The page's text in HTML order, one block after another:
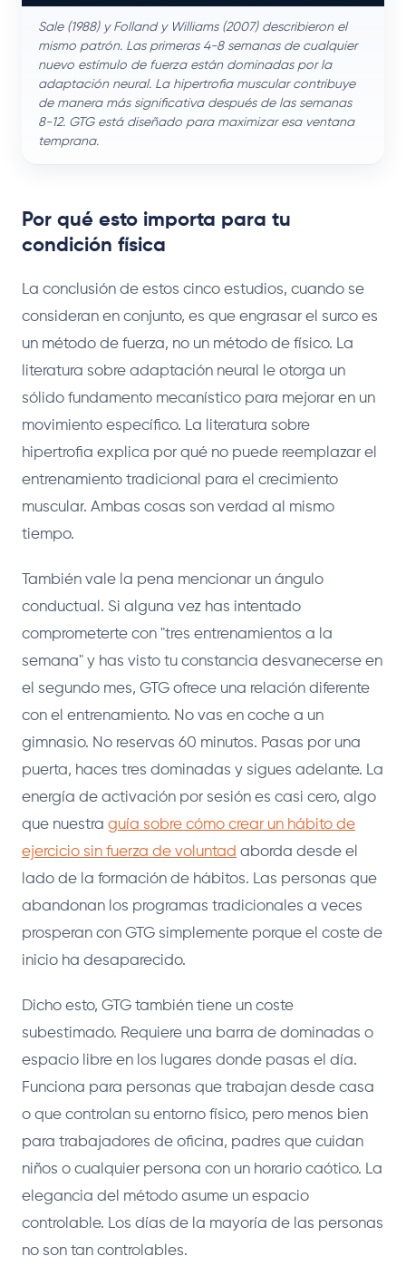
Sale (1988) y Folland y Williams (2007) describieron el
mismo patrón. Las primeras 4-8 semanas de cualquier
nuevo estímulo de fuerza están dominadas por la
adaptación neural. La hipertrofia muscular contribuye
de manera más significativa después de las semanas
8-12. GTG está diseñado para maximizar esa ventana
temprana.
Por qué esto importa para tu
condición física
La conclusión de estos cinco estudios, cuando se
consideran en conjunto, es que engrasar el surco es
un método de fuerza, no un método de físico. La
literatura sobre adaptación neural le otorga un
sólido fundamento mecanístico para mejorar en un
movimiento específico. La literatura sobre
hipertrofia explica por qué no puede reemplazar el
entrenamiento tradicional para el crecimiento
muscular. Ambas cosas son verdad al mismo
tiempo.
También vale la pena mencionar un ángulo
conductual. Si alguna vez has intentado
comprometerte con "tres entrenamientos a la
semana" y has visto tu constancia desvanecerse en
el segundo mes, GTG ofrece una relación diferente
con el entrenamiento. No vas en coche a un
gimnasio. No reservas 60 minutos. Pasas por una
puerta, haces tres dominadas y sigues adelante. La
energía de activación por sesión es casi cero, algo
que nuestra guía sobre cómo crear un hábito de
ejercicio sin fuerza de voluntad aborda desde el
lado de la formación de hábitos. Las personas que
abandonan los programas tradicionales a veces
prosperan con GTG simplemente porque el coste de
inicio ha desaparecido.
Dicho esto, GTG también tiene un coste
subestimado. Requiere una barra de dominadas o
espacio libre en los lugares donde pasas el día.
Funciona para personas que trabajan desde casa
o que controlan su entorno físico, pero menos bien
para trabajadores de oficina, padres que cuidan
niños o cualquier persona con un horario caótico. La
elegancia del método asume un espacio
controlable. Los días de la mayoría de las personas
no son tan controlables.